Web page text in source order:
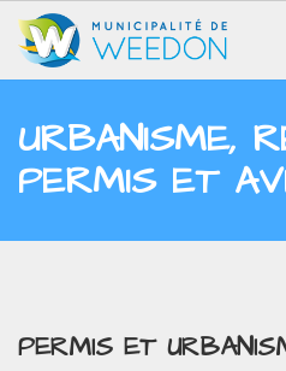
URBANISME,
PERMIS ET
PERMIS ET